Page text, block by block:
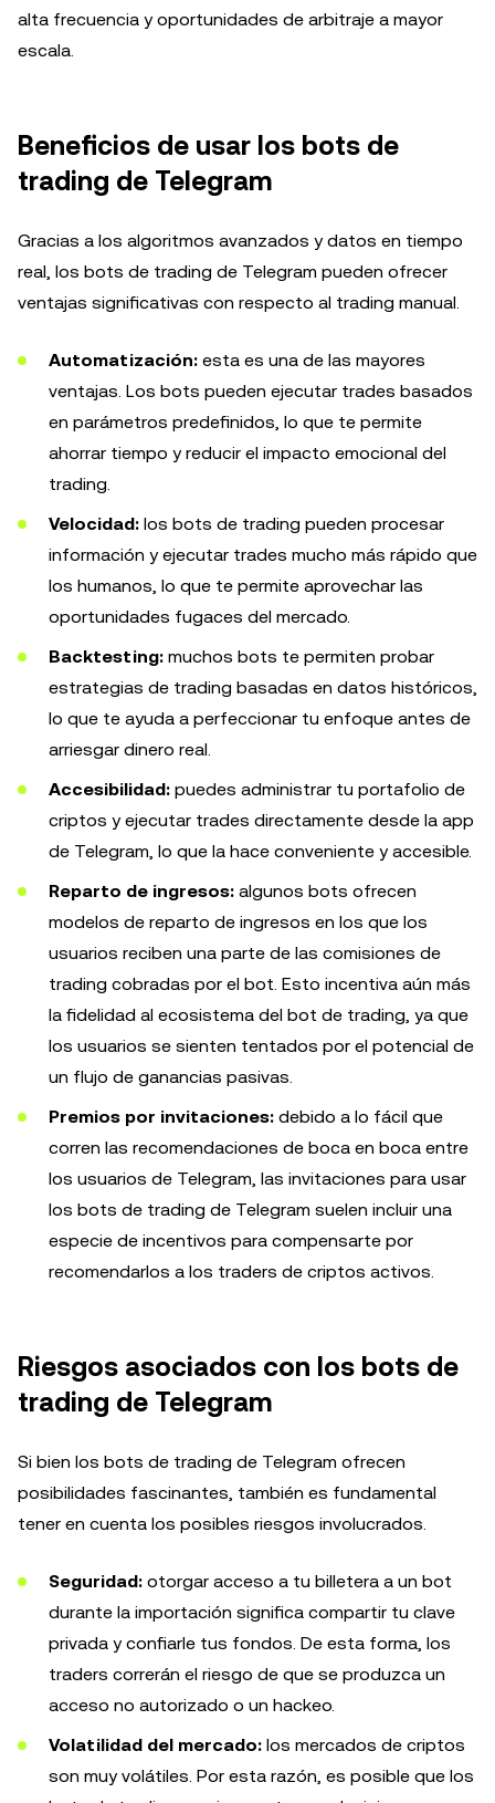
alta frecuencia y oportunidades de arbitraje a mayor
escala.
Beneficios de usar los bots de
trading de Telegram
Gracias a los algoritmos avanzados y datos en tiempo
real, los bots de trading de Telegram pueden ofrecer
ventajas significativas con respecto al trading manual.
Automatización: esta es una de las mayores
ventajas. Los bots pueden ejecutar trades basados
en parámetros predefinidos, lo que te permite
ahorrar tiempo y reducir el impacto emocional del
trading.
Velocidad: los bots de trading pueden procesar
información y ejecutar trades mucho más rápido que
los humanos, lo que te permite aprovechar las
oportunidades fugaces del mercado.
Backtesting: muchos bots te permiten probar
estrategias de trading basadas en datos históricos,
lo que te ayuda a perfeccionar tu enfoque antes de
arriesgar dinero real.
Accesibilidad: puedes administrar tu portafolio de
criptos y ejecutar trades directamente desde la app
de Telegram, lo que la hace conveniente y accesible.
Reparto de ingresos: algunos bots ofrecen
modelos de reparto de ingresos en los que los
usuarios reciben una parte de las comisiones de
trading cobradas por el bot. Esto incentiva aún más
la fidelidad al ecosistema del bot de trading, ya que
los usuarios se sienten tentados por el potencial de
un flujo de ganancias pasivas.
Premios por invitaciones: debido a lo fácil que
corren las recomendaciones de boca en boca entre
los usuarios de Telegram, las invitaciones para usar
los bots de trading de Telegram suelen incluir una
especie de incentivos para compensarte por
recomendarlos a los traders de criptos activos.
Riesgos asociados con los bots de
trading de Telegram
Si bien los bots de trading de Telegram ofrecen
posibilidades fascinantes, también es fundamental
tener en cuenta los posibles riesgos involucrados.
Seguridad: otorgar acceso a tu billetera a un bot
durante la importación significa compartir tu clave
privada y confiarle tus fondos. De esta forma, los
traders correrán el riesgo de que se produzca un
acceso no autorizado o un hackeo.
Volatilidad del mercado: los mercados de criptos
son muy volátiles. Por esta razón, es posible que los